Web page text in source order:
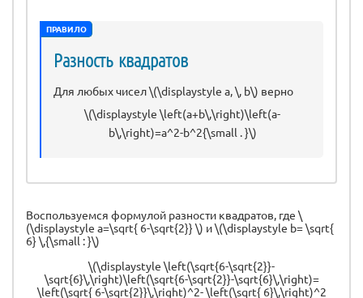
ПРАВИЛО
Разность квадратов
Для любых чисел \(\displaystyle a, \, b\) верно
\(\displaystyle \left(a+b\,\right)\left(a-
b\,\right)=a^2-b^2{\small . }\)
Воспользуемся формулой разности квадратов, где \
(\displaystyle a=\sqrt{ 6-\sqrt{2}} \) и \(\displaystyle b= \sqrt{
6} \,{\small : }\)
\(\displaystyle \left(\sqrt{6-\sqrt{2}}-
\sqrt{6}\,\right)\left(\sqrt{6-\sqrt{2}}-\sqrt{6}\,\right)=
\left(\sqrt{ 6-\sqrt{2}}\,\right)^2- \left(\sqrt{ 6}\,\right)^2